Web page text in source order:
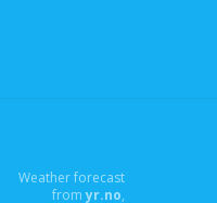
Weather forecast
fromyr.no,